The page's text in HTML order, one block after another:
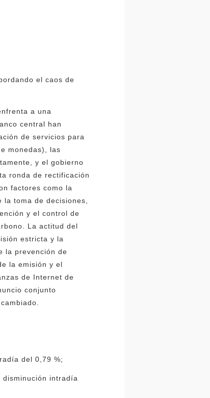
el caos de
a una
central han
de servicios para
monedas), las
y el gobierno
ronda de rectificación
factores como la
toma de decisiones,
y el control de
La actitud del
estricta y la
la prevención de
la emisión y el
de Internet de
conjunto
del 0,79 %;
disminución intradía